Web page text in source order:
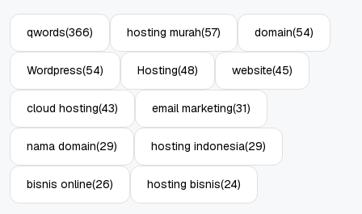
qwords(366) hosting murah(57) domain(54)
Wordpress(54) Hosting(48) website(45)
cloud hosting(43) email marketing(31)
nama domain(29) hosting indonesia(29)
bisnis online(26) hosting bisnis(24)